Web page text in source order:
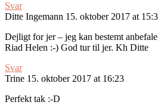
Svar
Ditte Ingemann 15. oktober 2017 at
Dejligt for jer – jeg kan bestemt
Riad Helen :-) God tur til jer. Kh Ditte
Svar
Trine 15. oktober 2017 at 16:23
Perfekt tak :-D